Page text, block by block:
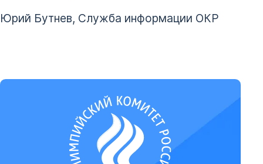
Юрий Бутнев, Служба информации ОКР